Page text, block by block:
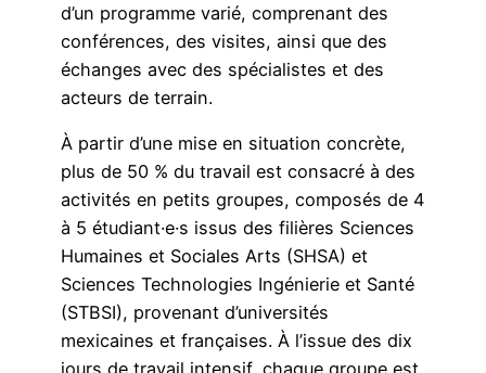
d’un programme varié, comprenant des
conférences, des visites, ainsi que des
échanges avec des spécialistes et des
acteurs de terrain.
À partir d’une mise en situation concrète,
plus de 50 % du travail est consacré à des
activités en petits groupes, composés de 4
à 5 étudiant·e·s issus des filières Sciences
Humaines et Sociales Arts (SHSA) et
Sciences Technologies Ingénierie et Santé
(STBSI), provenant d’universités
mexicaines et françaises. À l’issue des dix